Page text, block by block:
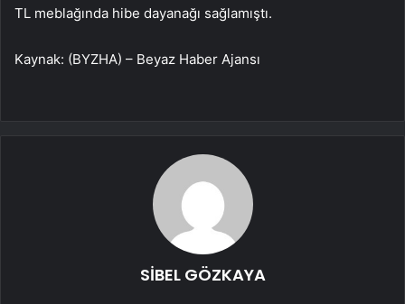
TL meblağında hibe dayanağı sağlamıştı.
Kaynak: (BYZHA) – Beyaz Haber Ajansı
SİBEL GÖZKAYA